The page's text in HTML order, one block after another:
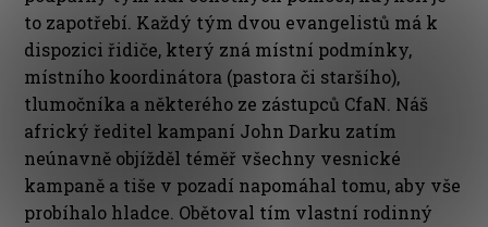
to zapotřebí. Každý tým dvou evangelistů má k
dispozici řidiče, který zná místní podmínky,
místního koordinátora (pastora či staršího),
tlumočníka a některého ze zástupců CfaN. Náš
africký ředitel kampaní John Darku zatím
neúnavně objížděl téměř všechny vesnické
kampaně a tiše v pozadí napomáhal tomu, aby vše
probíhalo hladce. Obětoval tím vlastní rodinný